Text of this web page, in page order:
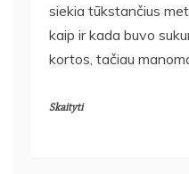
siekia tūkstančius
kaip ir kada buvo
kortos, tačiau
Skaityti